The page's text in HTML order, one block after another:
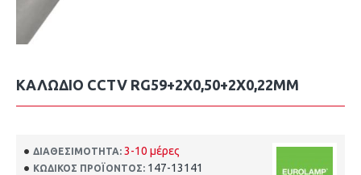
ΚΑΛΩΔΙΟ CCTV RG59+2X0,50+2X0,22MM
ΔΙΑΘΕΣΙΜΌΤΗΤΑ: 3-10 μέρες
ΚΩΔΙΚΌΣ ΠΡΟΪΌΝΤΟΣ: 147-13141